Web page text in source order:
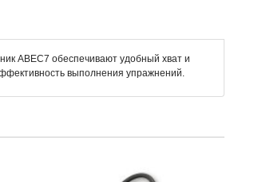
ABEC7 обеспечивают удобный хват и
выполнения упражнений.